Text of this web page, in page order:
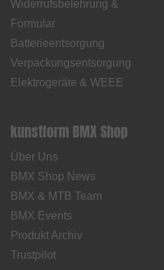
Widerrufsbelehrung &
Formular
Batterieentsorgung
Verpackungsentsorgung
Elektrogeräte & WEEE
kunstform BMX Shop
Über Uns
BMX Shop News
BMX & MTB Team
BMX Events
Produkt Archiv
Trustpilot